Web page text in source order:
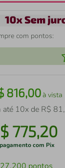
com pontos:
816,00à vista
até 10x de R$ 81,
775,20
com Pix